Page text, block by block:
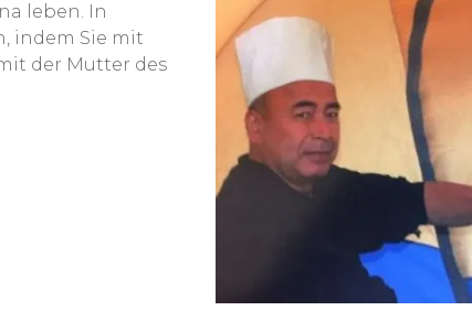
leben. In
indem Sie mit
der Mutter des